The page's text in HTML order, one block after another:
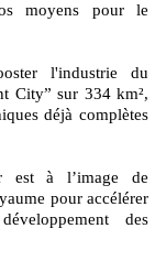
moyens pour le
l'industrie du
City” sur 334 km²,
déjà complètes
est à l’image de
pour accélérer
des